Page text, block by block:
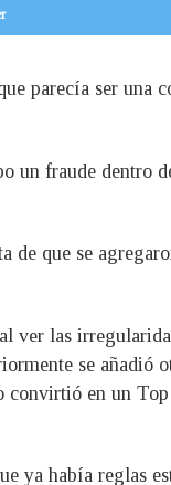
parecía ser una
un fraude dentro
de que se
ver las
se añadió
convirtió en un
ya había reglas